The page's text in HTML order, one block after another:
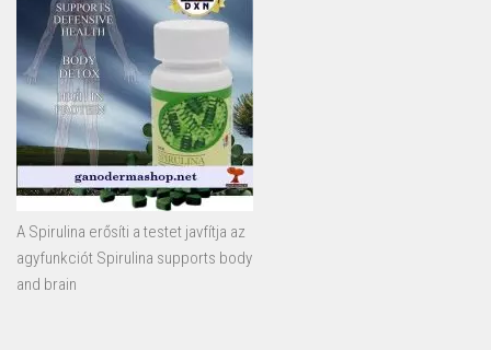
A Spirulina erősíti a testet javfítja az
agyfunkciót Spirulina supports body
and brain